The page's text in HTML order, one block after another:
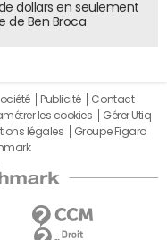
"Avec cet outil,
de chaque
d'étranglement et
Singh.
Azure et Google
avec le
dollars en seulement
de Ben Broca
Publicité
Contact
les cookies
Gérer Utiq
légales
Groupe Figaro